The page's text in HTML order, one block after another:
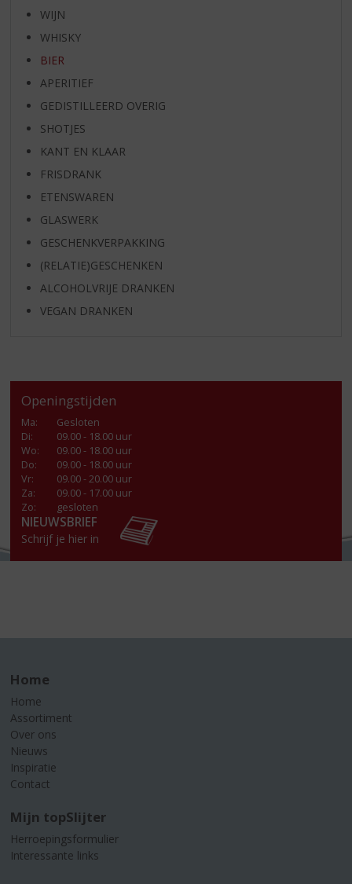
WIJN
WHISKY
BIER
APERITIEF
GEDISTILLEERD OVERIG
SHOTJES
KANT EN KLAAR
FRISDRANK
ETENSWAREN
GLASWERK
GESCHENKVERPAKKING
(RELATIE)GESCHENKEN
ALCOHOLVRIJE DRANKEN
VEGAN DRANKEN
Openingstijden
Ma:
Gesloten
Di:
09.00 - 18.00 uur
Wo:
09.00 - 18.00 uur
Do:
09.00 - 18.00 uur
Vr:
09.00 - 20.00 uur
Za:
09.00 - 17.00 uur
Zo:
gesloten
NIEUWSBRIEF
Schrijf je hier in
Home
Home
Assortiment
Over ons
Nieuws
Inspiratie
Contact
Mijn topSlijter
Herroepingsformulier
Interessante links